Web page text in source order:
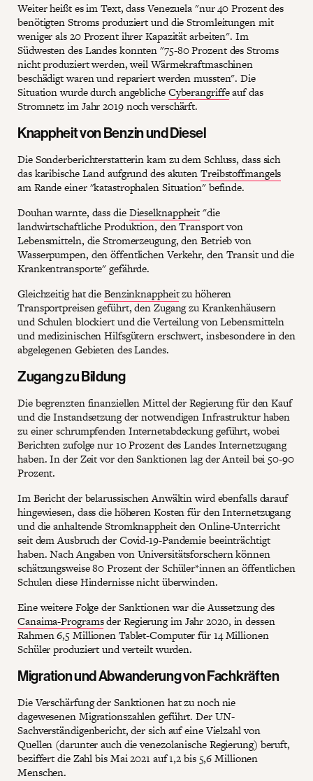
Weiter heißt es im Text, dass Venezuela "nur 40 Prozent des
benötigten Stroms produziert und die Stromleitungen mit
weniger als 20 Prozent ihrer Kapazität arbeiten". Im
Südwesten des Landes konnten "75-80 Prozent des Stroms
nicht produziert werden, weil Wärmekraftmaschinen
beschädigt waren und repariert werden mussten". Die
Situation wurde durch angeblicheCyberangriffeauf das
Stromnetz im Jahr 2019 noch verschärft.
Knappheit von Benzin und Diesel
Die Sonderberichterstatterin kam zu dem Schluss, dass sich
das karibische Land aufgrund des akutenTreibstoffmangels
am Rande einer "katastrophalen Situation" befinde.
Douhan warnte, dass dieDieselknappheit"die
landwirtschaftliche Produktion, den Transport von
Lebensmitteln, die Stromerzeugung, den Betrieb von
Wasserpumpen, den öffentlichen Verkehr, den Transit und die
Krankentransporte" gefährde.
Gleichzeitig hat dieBenzinknappheitzu höheren
Transportpreisen geführt, den Zugang zu Krankenhäusern
und Schulen blockiert und die Verteilung von Lebensmitteln
und medizinischen Hilfsgütern erschwert, insbesondere in den
abgelegenen Gebieten des Landes.
Zugang zu Bildung
Die begrenzten finanziellen Mittel der Regierung für den Kauf
und die Instandsetzung der notwendigen Infrastruktur haben
zu einer schrumpfenden Internetabdeckung geführt, wobei
Berichten zufolge nur 10 Prozent des Landes Internetzugang
haben. In der Zeit vor den Sanktionen lag der Anteil bei 50-90
Prozent.
Im Bericht der belarussischen Anwältin wird ebenfalls darauf
hingewiesen, dass die höheren Kosten für den Internetzugang
und die anhaltende Stromknappheit den Online-Unterricht
seit dem Ausbruch der Covid-19-Pandemie beeinträchtigt
haben. Nach Angaben von Universitätsforschern können
schätzungsweise 80 Prozent der Schüler*innen an öffentlichen
Schulen diese Hindernisse nicht überwinden.
Eine weitere Folge der Sanktionen war die Aussetzung des
Canaima-Programsder Regierung im Jahr 2020, in dessen
Rahmen 6,5 Millionen Tablet-Computer für 14 Millionen
Schüler produziert und verteilt wurden.
Migration und Abwanderung von Fachkräften
Die Verschärfung der Sanktionen hat zu noch nie
dagewesenen Migrationszahlen geführt. Der UN-
Sachverständigenbericht, der sich auf eine Vielzahl von
Quellen (darunter auch die venezolanische Regierung) beruft,
beziffert die Zahl bis Mai 2021 auf 1,2 bis 5,6 Millionen
Menschen.